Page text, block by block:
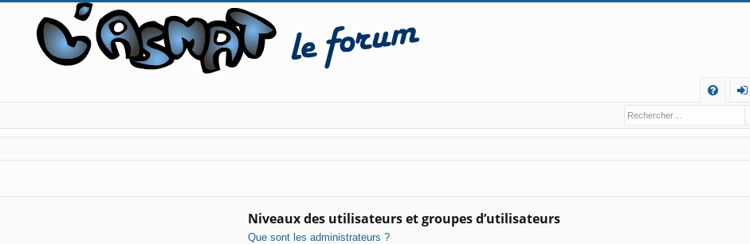
Q
n
ne
Niveaux des utilisateurs et groupes d’utilisateurs
Que sont les administrateurs ?